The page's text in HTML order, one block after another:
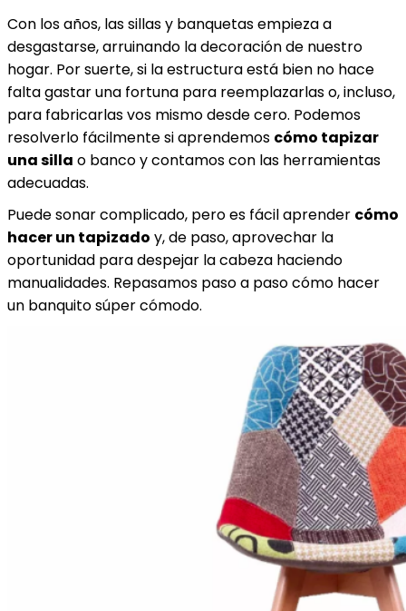
Con los años, las sillas y banquetas empieza a
desgastarse, arruinando la decoración de nuestro
hogar. Por suerte, si la estructura está bien no hace
falta gastar una fortuna para reemplazarlas o, incluso,
para fabricarlas vos mismo desde cero. Podemos
resolverlo fácilmente si aprendemos cómo tapizar
una silla o banco y contamos con las herramientas
adecuadas.
Puede sonar complicado, pero es fácil aprender cómo
hacer un tapizado y, de paso, aprovechar la
oportunidad para despejar la cabeza haciendo
manualidades. Repasamos paso a paso cómo hacer
un banquito súper cómodo.